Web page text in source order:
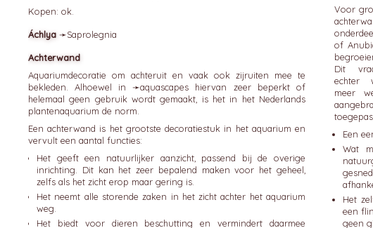
Kopen: ok.
Áchlya ➛Saprolegnia
Achterwand
Aquariumdecoratie om achteruit en vaak ook zijruiten mee te
bekleden. Alhoewel in ➛aquascapes hiervan zeer beperkt of
helemaal geen gebruik wordt gemaakt, is het in het Nederlands
plantenaquarium de norm.
Een achterwand is het grootste decoratiestuk in het aquarium en
vervult een aantal functies:
Het geeft een natuurlijker aanzicht, passend bij de overige
inrichting. Dit kan het zeer bepalend maken voor het geheel,
zelfs als het zicht erop maar gering is.
Het neemt alle storende zaken in het zicht achter het aquarium
weg.
Het biedt voor dieren beschutting en vermindert daarmee
Voor
of
Dit
echter
meer
Een
Wat
Het
een
geen